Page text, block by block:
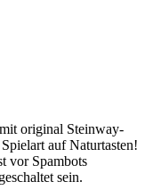
original Steinway-
auf Naturtasten!
vor Spambots
sein.